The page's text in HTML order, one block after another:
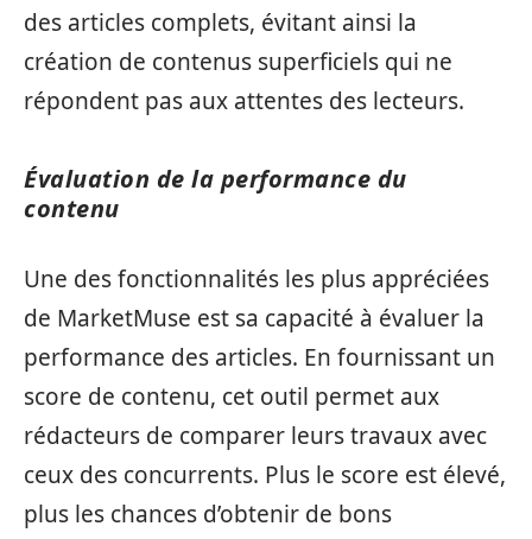
des articles complets, évitant ainsi la
création de contenus superficiels qui ne
répondent pas aux attentes des lecteurs.
Évaluation de la performance du
contenu
Une des fonctionnalités les plus appréciées
de MarketMuse est sa capacité à évaluer la
performance des articles. En fournissant un
score de contenu, cet outil permet aux
rédacteurs de comparer leurs travaux avec
ceux des concurrents. Plus le score est élevé,
plus les chances d’obtenir de bons